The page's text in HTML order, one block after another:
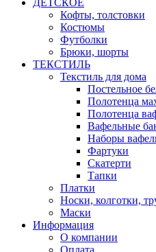
ДЕТСКОЕ
Кофты, толстовки
Костюмы
Футболки
Брюки, шорты
ТЕКСТИЛЬ
Текстиль для дома
Постельное
Полотенца
Полотенца
Вафельные
Наборы
Фартуки
Скатерти
Тапки
Платки
Носки, колготки,
Маски
Информация
О компании
Оплата